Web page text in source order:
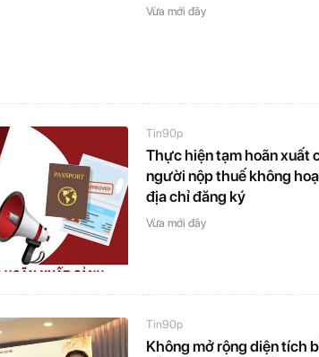
Vừa mới đây
Tin90p
Thực hiện tạm hoãn xuất
người nộp thuế không
địa chỉ đăng ký
Vừa mới đây
Tin90p
Không mở rộng diện tích